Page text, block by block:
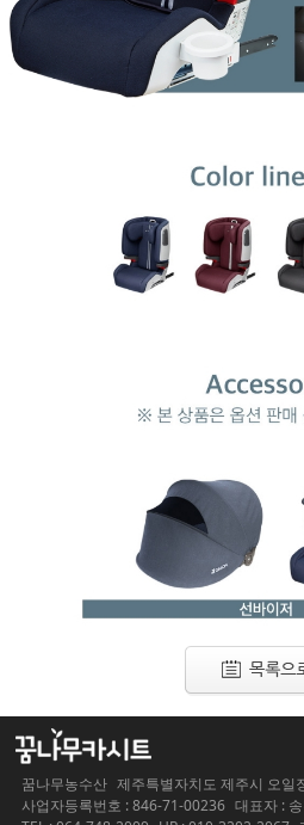
꿈나무농수산 제주특별자치도 제주시 오일
사업자등록번호 : 846-71-00236 대표자 :